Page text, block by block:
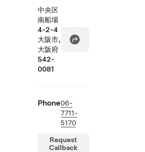
中央区
南船場
4-2-4
大阪市,
大阪府
542-
0081
Phone06-
7711-
5170
Request
Callback